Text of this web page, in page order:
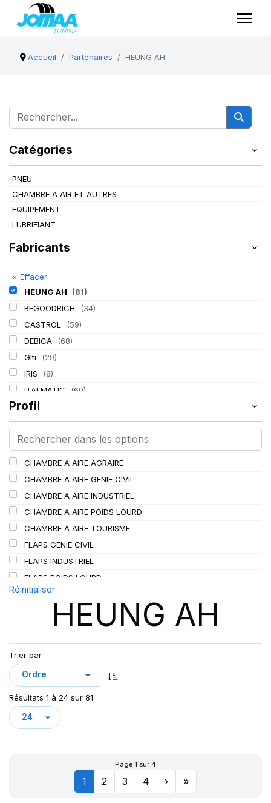
Accueil Partenaires HEUNG AH
Catégories
PNEU
CHAMBRE A AIR ET AUTRES
EQUIPEMENT
LUBRIFIANT
Fabricants
× Effacer
HEUNG AH
(81)
BFGOODRICH
(34)
CASTROL
(59)
DEBICA
(68)
Giti
(29)
IRIS
(8)
ITALMATIC
(60)
KLEBER
LASSA (174)
LING LONG
(152)
STICA (3)
(24)
Profil
CHAMBRE A AIRE AGRAIRE
CHAMBRE A AIRE GENIE CIVIL
CHAMBRE A AIRE INDUSTRIEL
CHAMBRE A AIRE POIDS LOURD
CHAMBRE A AIRE TOURISME
FLAPS GENIE CIVIL
FLAPS INDUSTRIEL
FLAPS POIDS LOURD
Réinitialiser
HEUNG AH
Trier par
Résultats 1 à 24 sur 81
Page 1 sur 4
1 2 3 4 › »